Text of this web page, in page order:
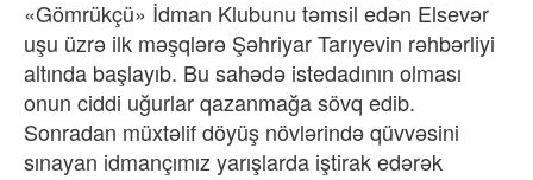
«Gömrükçü» İdman Klubunu təmsil edən Elsevər
uşu üzrə ilk məşqlərə Şəhriyar Tarıyevin rəhbərliyi
altında başlayıb. Bu sahədə istedadının olması
onun ciddi uğurlar qazanmağa sövq edib.
Sonradan müxtəlif döyüş növlərində qüvvəsini
sınayan idmançımız yarışlarda iştirak edərək